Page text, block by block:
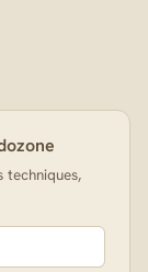
techniques,